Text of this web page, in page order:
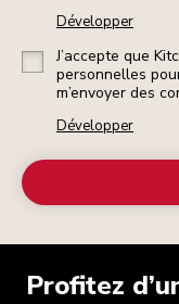
Développer
J’accepte que
personnelles
m’envoyer des
Développer
Profitez